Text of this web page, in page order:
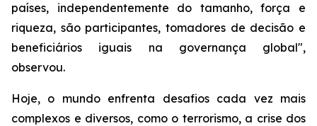
países, independentemente do tamanho, força e
riqueza, são participantes, tomadores de decisão e
beneficiários iguais na governança global",
observou.
Hoje, o mundo enfrenta desafios cada vez mais
complexos e diversos, como o terrorismo, a crise dos